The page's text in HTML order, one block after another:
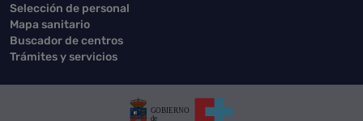
Selección de personal
Mapa sanitario
Buscador de centros
Trámites y servicios